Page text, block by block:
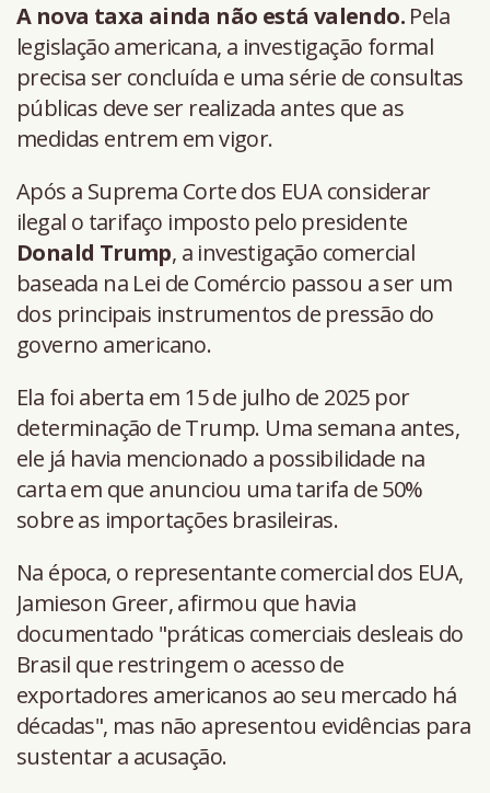
A nova taxa ainda não está valendo. Pela
legislação americana, a investigação formal
precisa ser concluída e uma série de consultas
públicas deve ser realizada antes que as
medidas entrem em vigor.
Após a Suprema Corte dos EUA considerar
ilegal o tarifaço imposto pelo presidente
Donald Trump, a investigação comercial
baseada na Lei de Comércio passou a ser um
dos principais instrumentos de pressão do
governo americano.
Ela foi aberta em 15 de julho de 2025 por
determinação de Trump. Uma semana antes,
ele já havia mencionado a possibilidade na
carta em que anunciou uma tarifa de 50%
sobre as importações brasileiras.
Na época, o representante comercial dos EUA,
Jamieson Greer, afirmou que havia
documentado "práticas comerciais desleais do
Brasil que restringem o acesso de
exportadores americanos ao seu mercado há
décadas", mas não apresentou evidências para
sustentar a acusação.